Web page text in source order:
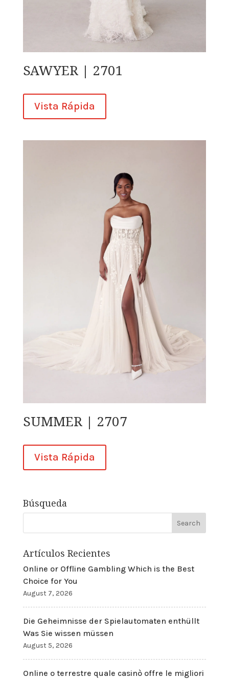
SAWYER | 2701
Vista Rápida
SUMMER | 2707
Vista Rápida
Búsqueda
Artículos Recientes
Online or Offline Gambling Which is the Best
Choice for You
August 7, 2026
Die Geheimnisse der Spielautomaten enthüllt
Was Sie wissen müssen
August 5, 2026
Online o terrestre quale casinò offre le migliori